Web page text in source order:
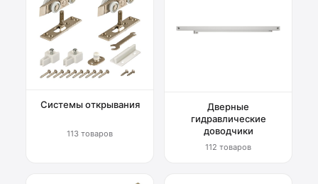
Системы открывания
113 товаров
Дверные
гидравлические
доводчики
112 товаров